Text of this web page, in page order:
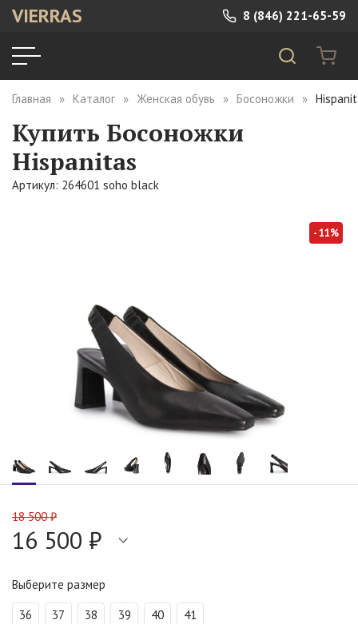
VIERRAS 8 (846) 221-65-59
Главная Каталог Женская обувь Босоножки
Купить Босоножки
Hispanitas
Артикул: 264601 soho black
- 11%
18 500 ₽
16 500 ₽
Выберите размер
36 37 38 39 40 41